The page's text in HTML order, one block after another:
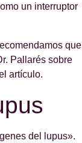
un interruptor
que
Pallarés sobre
artículo.
del lupus».